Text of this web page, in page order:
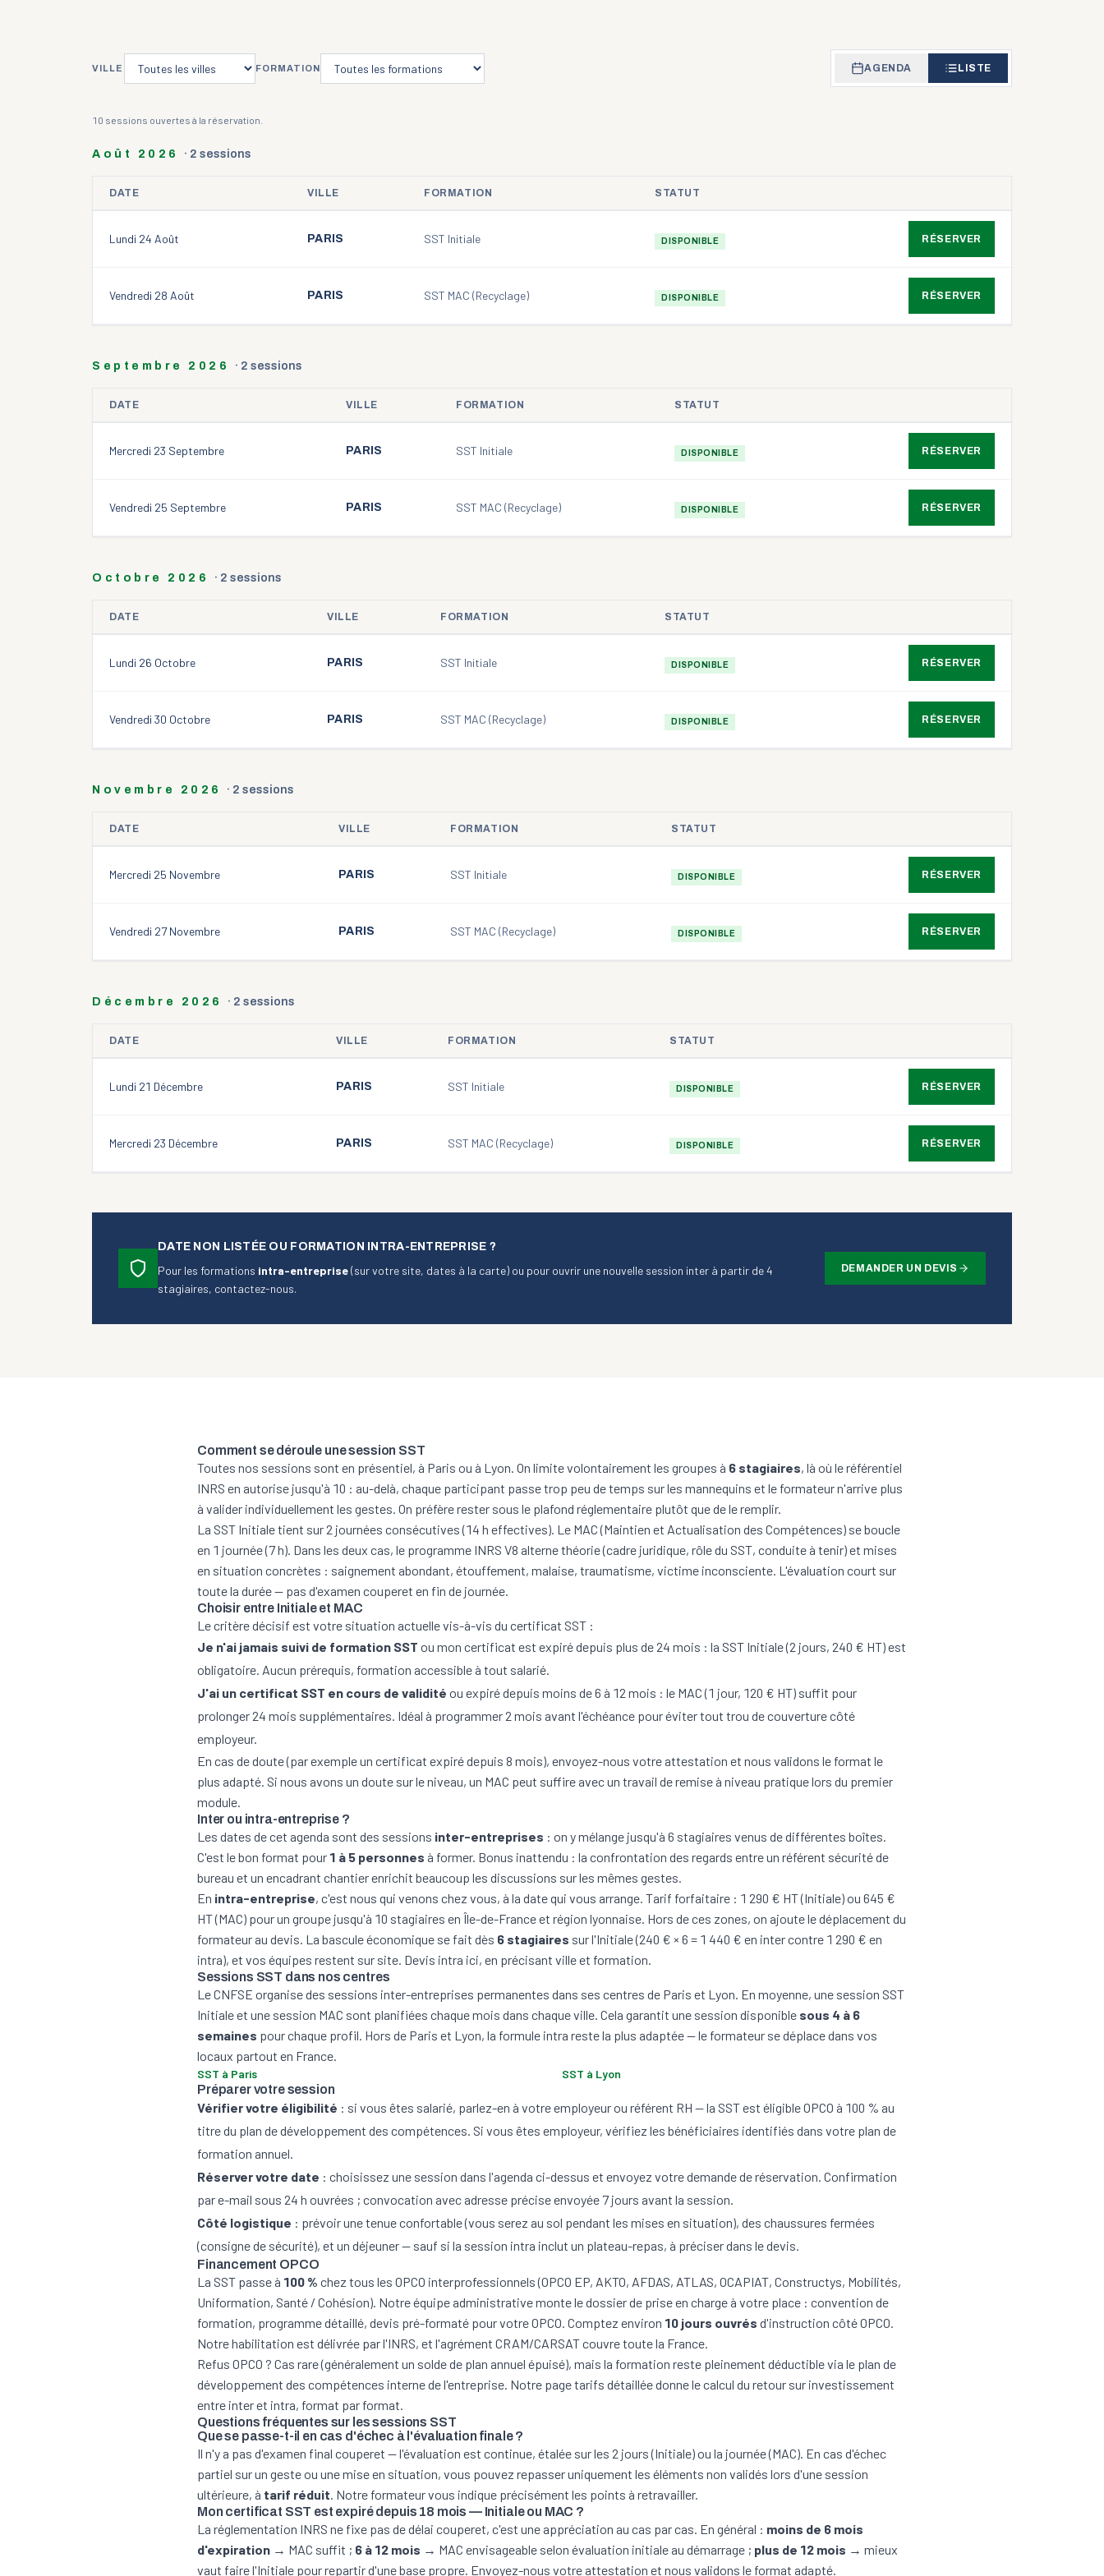
VILLE FORMATION AGENDA LISTE
10 sessions ouvertes à la réservation.
Août 2026 · 2 sessions
DATE VILLE FORMATION STATUT
Lundi 24 Août PARIS SST Initiale DISPONIBLE RÉSERVER
Vendredi 28 Août PARIS SST MAC (Recyclage) DISPONIBLE RÉSERVER
Septembre 2026 · 2 sessions
DATE VILLE FORMATION STATUT
Mercredi 23 Septembre PARIS SST Initiale DISPONIBLE RÉSERVER
Vendredi 25 Septembre PARIS SST MAC (Recyclage) DISPONIBLE RÉSERVER
Octobre 2026 · 2 sessions
DATE VILLE FORMATION STATUT
Lundi 26 Octobre PARIS SST Initiale DISPONIBLE RÉSERVER
Vendredi 30 Octobre PARIS SST MAC (Recyclage) DISPONIBLE RÉSERVER
Novembre 2026 · 2 sessions
DATE VILLE FORMATION STATUT
Mercredi 25 Novembre PARIS SST Initiale DISPONIBLE RÉSERVER
Vendredi 27 Novembre PARIS SST MAC (Recyclage) DISPONIBLE RÉSERVER
Décembre 2026 · 2 sessions
DATE VILLE FORMATION STATUT
Lundi 21 Décembre PARIS SST Initiale DISPONIBLE RÉSERVER
Mercredi 23 Décembre PARIS SST MAC (Recyclage) DISPONIBLE RÉSERVER
DATE NON LISTÉE OU FORMATION INTRA-ENTREPRISE ?
Pour les formations intra-entreprise(sur votre site, dates à la carte) ou pour ouvrir une nouvelle session inter à partir de 4
stagiaires, contactez-nous.
DEMANDER UN DEVIS
Comment se déroule une session SST
Toutes nos sessions sont en présentiel, à Paris ou à Lyon. On limite volontairement les groupes à 6 stagiaires, là où le référentiel
INRS en autorise jusqu'à 10 : au-delà, chaque participant passe trop peu de temps sur les mannequins et le formateur n'arrive plus
à valider individuellement les gestes. On préfère rester sous le plafond réglementaire plutôt que de le remplir.
La SST Initialetient sur 2 journées consécutives (14 h effectives). Le MAC (Maintien et Actualisation des Compétences) se boucle
en 1 journée (7 h). Dans les deux cas, le programme INRS V8 alterne théorie (cadre juridique, rôle du SST, conduite à tenir) et mises
en situation concrètes : saignement abondant, étouffement, malaise, traumatisme, victime inconsciente. L'évaluation court sur
toute la durée — pas d'examen couperet en fin de journée.
Choisir entre Initiale et MAC
Le critère décisif est votre situation actuelle vis-à-vis du certificat SST :
Je n'ai jamais suivi de formation SST ou mon certificat est expiré depuis plus de 24 mois : la SST Initiale(2 jours, 240 € HT) est
obligatoire. Aucun prérequis, formation accessible à tout salarié.
J'ai un certificat SST en cours de validité ou expiré depuis moins de 6 à 12 mois : le MAC(1 jour, 120 € HT) suffit pour
prolonger 24 mois supplémentaires. Idéal à programmer 2 mois avant l'échéance pour éviter tout trou de couverture côté
employeur.
En cas de doute (par exemple un certificat expiré depuis 8 mois), envoyez-nous votre attestation et nous validons le format le
plus adapté. Si nous avons un doute sur le niveau, un MAC peut suffire avec un travail de remise à niveau pratique lors du premier
module.
Inter ou intra-entreprise ?
Les dates de cet agenda sont des sessions inter-entreprises : on y mélange jusqu'à 6 stagiaires venus de différentes boîtes.
C'est le bon format pour 1 à 5 personnes à former. Bonus inattendu : la confrontation des regards entre un référent sécurité de
bureau et un encadrant chantier enrichit beaucoup les discussions sur les mêmes gestes.
En intra-entreprise, c'est nous qui venons chez vous, à la date qui vous arrange. Tarif forfaitaire : 1 290 € HT (Initiale) ou 645 €
HT (MAC) pour un groupe jusqu'à 10 stagiaires en Île-de-France et région lyonnaise. Hors de ces zones, on ajoute le déplacement du
formateur au devis. La bascule économique se fait dès 6 stagiaires sur l'Initiale (240 € × 6 = 1 440 € en inter contre 1 290 € en
intra), et vos équipes restent sur site. Devis intra ici, en précisant ville et formation.
Sessions SST dans nos centres
Le CNFSE organise des sessions inter-entreprises permanentes dans ses centres de Paris et Lyon. En moyenne, une session SST
Initiale et une session MAC sont planifiées chaque mois dans chaque ville. Cela garantit une session disponible sous 4 à 6
semaines pour chaque profil. Hors de Paris et Lyon, la formule intra reste la plus adaptée — le formateur se déplace dans vos
locaux partout en France.
SST à Paris SST à Lyon
Préparer votre session
Vérifier votre éligibilité : si vous êtes salarié, parlez-en à votre employeur ou référent RH — la SST est éligible OPCO à 100 % au
titre du plan de développement des compétences. Si vous êtes employeur, vérifiez les bénéficiaires identifiés dans votre plan de
formation annuel.
Réserver votre date : choisissez une session dans l'agenda ci-dessus et envoyez votre demande de réservation. Confirmation
par e-mail sous 24 h ouvrées ; convocation avec adresse précise envoyée 7 jours avant la session.
Côté logistique : prévoir une tenue confortable (vous serez au sol pendant les mises en situation), des chaussures fermées
(consigne de sécurité), et un déjeuner — sauf si la session intra inclut un plateau-repas, à préciser dans le devis.
Financement OPCO
La SST passe à 100 % chez tous les OPCO interprofessionnels (OPCO EP, AKTO, AFDAS, ATLAS, OCAPIAT, Constructys, Mobilités,
Uniformation, Santé / Cohésion). Notre équipe administrative monte le dossier de prise en charge à votre place : convention de
formation, programme détaillé, devis pré-formaté pour votre OPCO. Comptez environ 10 jours ouvrés d'instruction côté OPCO.
Notre habilitation est délivrée par l'INRS, et l'agrément CRAM/CARSAT couvre toute la France.
Refus OPCO ? Cas rare (généralement un solde de plan annuel épuisé), mais la formation reste pleinement déductible via le plan de
développement des compétences interne de l'entreprise. Notre page tarifs détailléedonne le calcul du retour sur investissement
entre inter et intra, format par format.
Questions fréquentes sur les sessions SST
Que se passe-t-il en cas d'échec à l'évaluation finale ?
Il n'y a pas d'examen final couperet — l'évaluation est continue, étalée sur les 2 jours (Initiale) ou la journée (MAC). En cas d'échec
partiel sur un geste ou une mise en situation, vous pouvez repasser uniquement les éléments non validés lors d'une session
ultérieure, à tarif réduit. Notre formateur vous indique précisément les points à retravailler.
Mon certificat SST est expiré depuis 18 mois — Initiale ou MAC ?
La réglementation INRS ne fixe pas de délai couperet, c'est une appréciation au cas par cas. En général : moins de 6 mois
d'expiration → MAC suffit ; 6 à 12 mois → MAC envisageable selon évaluation initiale au démarrage ; plus de 12 mois → mieux
vaut faire l'Initiale pour repartir d'une base propre. Envoyez-nous votre attestation et nous validons le format adapté.